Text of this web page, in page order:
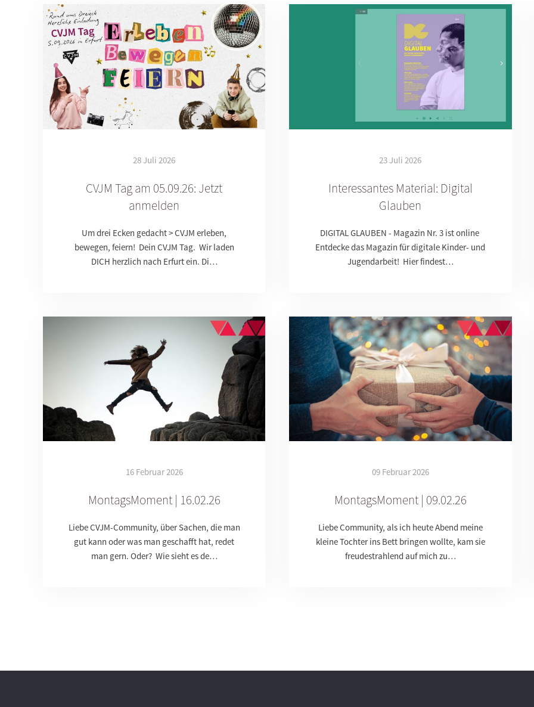
28 Juli 2026
CVJM Tag am 05.09.26: Jetzt
anmelden
Um drei Ecken gedacht > CVJM erleben,
bewegen, feiern! Dein CVJM Tag. Wir laden
DICH herzlich nach Erfurt ein. Di…
23 Juli 2026
Interessantes Material: Digital
Glauben
DIGITAL GLAUBEN - Magazin Nr. 3 ist online
Entdecke das Magazin für digitale Kinder- und
Jugendarbeit! Hier findest…
16 Februar 2026
MontagsMoment | 16.02.26
Liebe CVJM-Community, über Sachen, die man
gut kann oder was man geschafft hat, redet
man gern. Oder? Wie sieht es de…
09 Februar 2026
MontagsMoment | 09.02.26
Liebe Community, als ich heute Abend meine
kleine Tochter ins Bett bringen wollte, kam sie
freudestrahlend auf mich zu…